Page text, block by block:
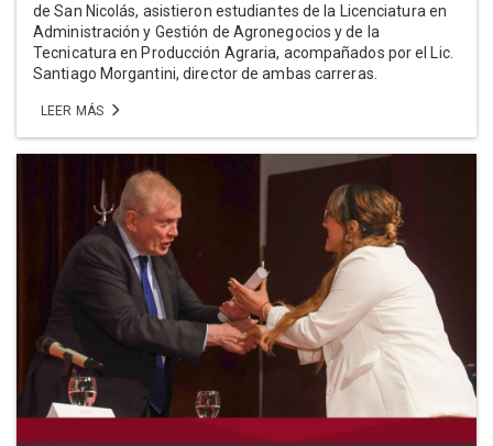
de San Nicolás, asistieron estudiantes de la Licenciatura en
Administración y Gestión de Agronegocios y de la
Tecnicatura en Producción Agraria, acompañados por el Lic.
Santiago Morgantini, director de ambas carreras.
LEER MÁS